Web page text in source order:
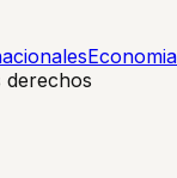
Economia
derechos